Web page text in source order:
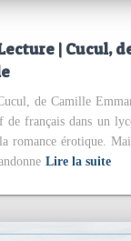
| Cucul,
de Camille
de français dans un
romance érotique.
Lire la suite